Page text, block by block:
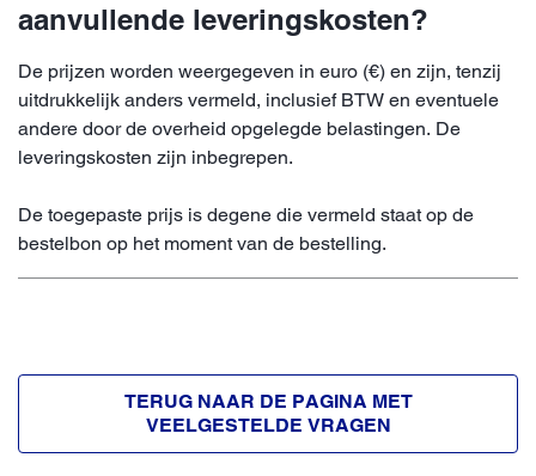
aanvullende leveringskosten?
De prijzen worden weergegeven in euro (€) en zijn, tenzij
uitdrukkelijk anders vermeld, inclusief BTW en eventuele
andere door de overheid opgelegde belastingen. De
leveringskosten zijn inbegrepen.
De toegepaste prijs is degene die vermeld staat op de
bestelbon op het moment van de bestelling.
TERUG NAAR DE PAGINA MET
VEELGESTELDE VRAGEN